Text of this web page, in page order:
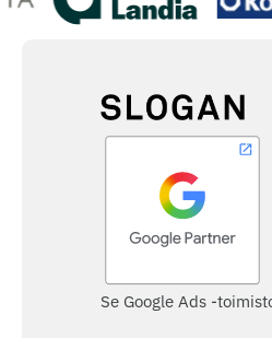
Se Google Ads -